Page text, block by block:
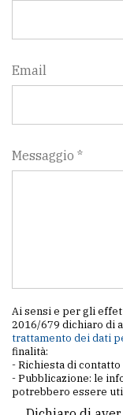
Email
Messaggio *
Ai sensi e per gli
2016/679 dichiaro di
trattamento dei dati
finalità:
- Richiesta di
- Pubblicazione: le
potrebbero essere